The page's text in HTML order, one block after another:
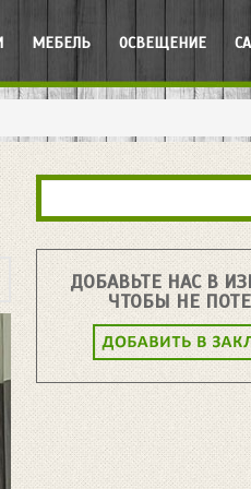
МЕБЕЛЬ ОСВЕЩЕНИЕ
ДОБАВЬТЕ НАС В
ЧТОБЫ НЕ